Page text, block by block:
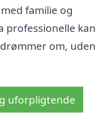
familie og
professionelle kan
om, uden
uforpligtende